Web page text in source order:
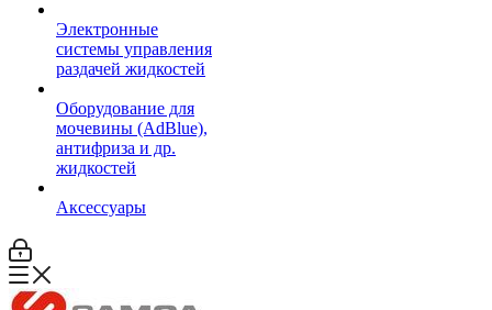
Электронные
системы управления
раздачей жидкостей
Оборудование для
мочевины (AdBlue),
антифриза и др.
жидкостей
Аксессуары